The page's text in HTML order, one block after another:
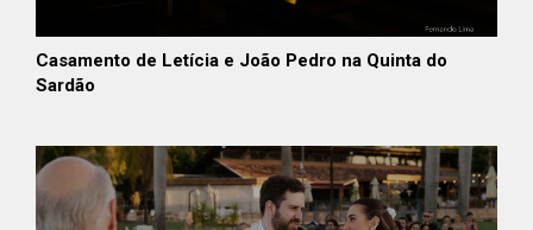
Casamento de Letícia e João Pedro na Quinta do
Sardão